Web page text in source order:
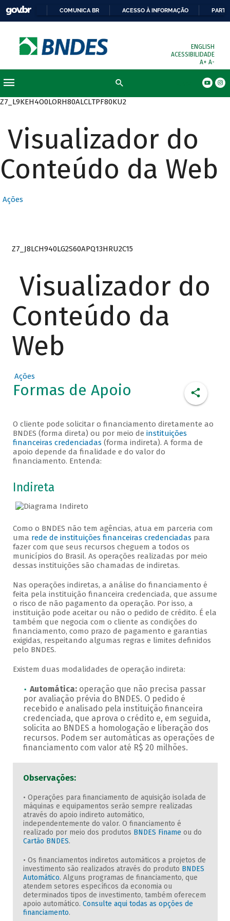
COMUNICA BR ACESSO À INFORMAÇÃO
ENGLISH
ACESSIBILIDADE
A+ A-
Z7_L9KEH4O0LORH80ALCLTPF80KU2
Visualizador do
Conteúdo da Web
Ações
Z7_J8LCH940LG2S60APQ13HRU2C15
Visualizador do
Conteúdo da
Web
Ações
Formas de Apoio
O cliente pode solicitar o financiamento diretamente ao
BNDES (forma direta) ou por meio de instituições
financeiras credenciadas (forma indireta). A forma de
apoio depende da finalidade e do valor do
financiamento. Entenda:
Veja como solicitar
Indireta
Como o BNDES não tem agências, atua em parceria com
uma rede de instituições financeiras credenciadas para
fazer com que seus recursos cheguem a todos os
municípios do Brasil. As operações realizadas por meio
dessas instituições são chamadas de indiretas.
Nas operações indiretas, a análise do financiamento é
feita pela instituição financeira credenciada, que assume
o risco de não pagamento da operação. Por isso, a
instituição pode aceitar ou não o pedido de crédito. É ela
também que negocia com o cliente as condições do
financiamento, como prazo de pagamento e garantias
exigidas, respeitando algumas regras e limites definidos
pelo BNDES.
Existem duas modalidades de operação indireta:
Automática: operação que não precisa passar
por avaliação prévia do BNDES. O pedido é
recebido e analisado pela instituição financeira
credenciada, que aprova o crédito e, em seguida,
solicita ao BNDES a homologação e liberação dos
recursos. Podem ser automáticas as operações de
financiamento com valor até R$ 20 milhões.
Observações:
• Operações para financiamento de aquisição isolada de
máquinas e equipamentos serão sempre realizadas
através do apoio indireto automático,
independentemente do valor. O financiamento é
realizado por meio dos produtos BNDES Finame ou do
Cartão BNDES.
• Os financiamentos indiretos automáticos a projetos de
investimento são realizados através do produto BNDES
Automático. Alguns programas de financiamento, que
atendem setores específicos da economia ou
determinados tipos de investimento, também oferecem
apoio automático. Consulte aqui todas as opções de
financiamento.